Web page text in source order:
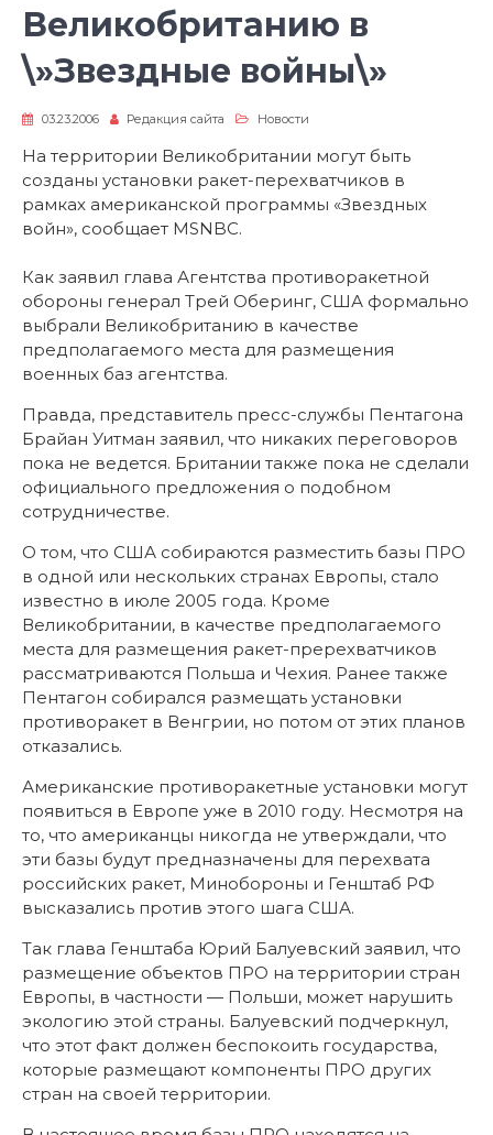
Великобританию в
\»Звездные войны\»
03.23.2006 Редакция сайта Новости
На территории Великобритании могут быть
созданы установки ракет-перехватчиков в
рамках американской программы «Звездных
войн», сообщает MSNBC.
Как заявил глава Агентства противоракетной
обороны генерал Трей Оберинг, США формально
выбрали Великобританию в качестве
предполагаемого места для размещения
военных баз агентства.
Правда, представитель пресс-службы Пентагона
Брайан Уитман заявил, что никаких переговоров
пока не ведется. Британии также пока не сделали
официального предложения о подобном
сотрудничестве.
О том, что США собираются разместить базы ПРО
в одной или нескольких странах Европы, стало
известно в июле 2005 года. Кроме
Великобритании, в качестве предполагаемого
места для размещения ракет-пререхватчиков
рассматриваются Польша и Чехия. Ранее также
Пентагон собирался размещать установки
противоракет в Венгрии, но потом от этих планов
отказались.
Американские противоракетные установки могут
появиться в Европе уже в 2010 году. Несмотря на
то, что американцы никогда не утверждали, что
эти базы будут предназначены для перехвата
российских ракет, Минобороны и Генштаб РФ
высказались против этого шага США.
Так глава Генштаба Юрий Балуевский заявил, что
размещение объектов ПРО на территории стран
Европы, в частности — Польши, может нарушить
экологию этой страны. Балуевский подчеркнул,
что этот факт должен беспокоить государства,
которые размещают компоненты ПРО других
стран на своей территории.